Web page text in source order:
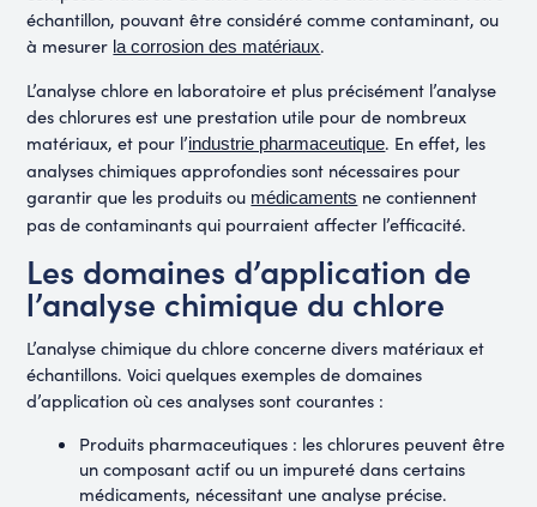
échantillon, pouvant être considéré comme contaminant, ou
à mesurer la corrosion des matériaux.
L’analyse chlore en laboratoire et plus précisément l’analyse
des chlorures est une prestation utile pour de nombreux
matériaux, et pour l’industrie pharmaceutique. En effet, les
analyses chimiques approfondies sont nécessaires pour
garantir que les produits ou médicaments ne contiennent
pas de contaminants qui pourraient affecter l’efficacité.
Les domaines d’application de
l’analyse chimique du chlore
L’analyse chimique du chlore concerne divers matériaux et
échantillons. Voici quelques exemples de domaines
d’application où ces analyses sont courantes :
Produits pharmaceutiques : les chlorures peuvent être
un composant actif ou un impureté dans certains
médicaments, nécessitant une analyse précise.